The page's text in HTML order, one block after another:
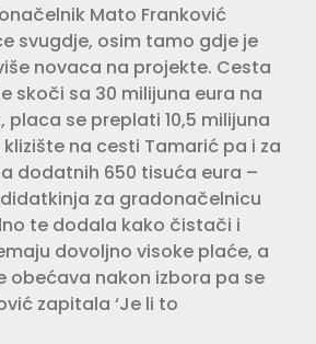
Mato Franković
svugdje, osim tamo gdje je
novaca na projekte. Cesta
skoči sa 30 milijuna eura na
placa se preplati 10,5 milijuna
na cesti Tamarić pa i za
dodatnih 650 tisuća eura –
za gradonačelnicu
te dodala kako čistači i
dovoljno visoke plaće, a
obećava nakon izbora pa se
zapitala ‘Je li to